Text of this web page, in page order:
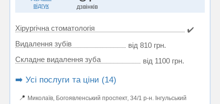
відгук
дзвінків
Хірургічна стоматологія
✔️
Видалення зубів
від 810 грн.
Складне видалення зуба
від 1100 грн.
➡️ Усі послуги та ціни (14)
📍 Миколаїв, Богоявленський проспект, 34/1 р-н. Інгульський